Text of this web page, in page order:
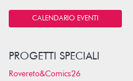
CALENDARIO EVENTI
PROGETTI SPECIALI
Rovereto&Comics26